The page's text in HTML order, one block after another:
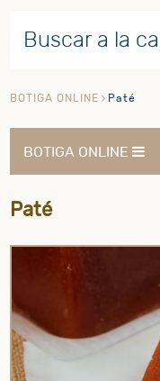
BOTIGA ONLINE Paté
BOTIGA ONLINE
Paté